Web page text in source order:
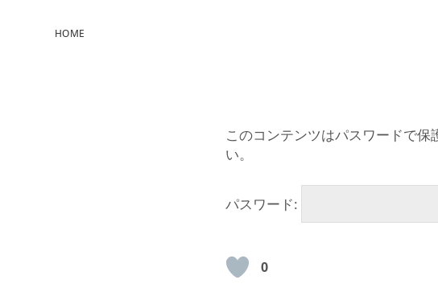
HOME
このコンテンツはパスワードで
い。
パスワード:
0